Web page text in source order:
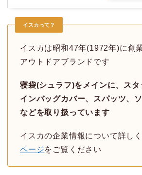
イスカって？
イスカは昭和47年(1972年)に創
アウトドアブランドです
寝袋(シュラフ)をメインに、ス
インバッグカバー、スパッツ、
などを取り扱っています
イスカの企業情報について詳し
ページをご覧ください